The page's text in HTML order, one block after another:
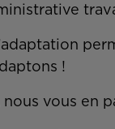
!
nous vous en